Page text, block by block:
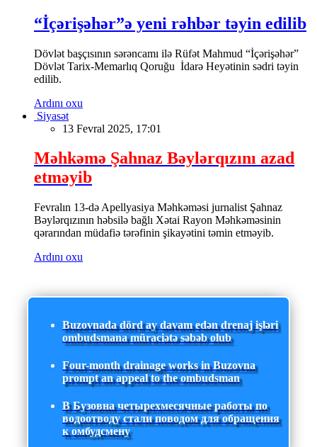
“İçərişəhər”ə yeni rəhbər təyin edilib
Dövlət başçısının sərəncamı ilə Rüfət Mahmud “İçərişəhər”
Dövlət Tarix-Memarlıq Qoruğu İdarə Heyətinin sədri təyin
edilib.
Ardını oxu
Siyasət
13 Fevral 2025, 17:01
Məhkəmə Şahnaz Bəylərqızını azad
etməyib
Fevralın 13-də Apellyasiya Məhkəməsi jurnalist Şahnaz
Bəylərqızının həbsilə bağlı Xətai Rayon Məhkəməsinin
qərarından müdafiə tərəfinin şikayətini təmin etməyib.
Ardını oxu
Buzovnada dörd ay davam edən drenaj işləri
ombudsmana müraciətə səbəb olub
Four-month drainage works in Buzovna
prompt an appeal to the ombudsman
В Бузовна четырехмесячные работы по
водоотводу стали поводом для обращения
к омбудсмену